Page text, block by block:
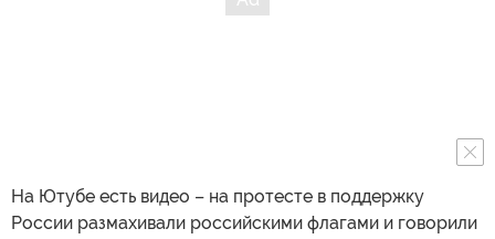
На Ютубе есть видео – на протесте в поддержку
России размахивали российскими флагами и говорили